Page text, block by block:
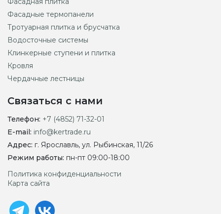
Фасадные термопанели
Тротуарная плитка и брусчатка
Водосточные системы
Клинкерные ступени и плитка
Кровля
Чердачные лестницы
Связаться с нами
Телефон: +7 (4852) 71-32-01
E-mail: info@kertrade.ru
Адрес: г. Ярославль, ул. Рыбинская, 11/26
Режим работы: пн-пт 09:00-18:00
Политика конфиденциальности
Карта сайта